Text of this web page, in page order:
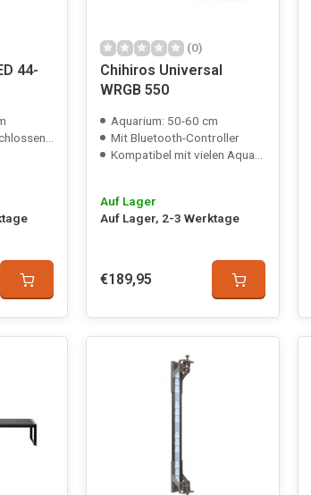
44-
Aquarien
(0)
Chihiros Universal
WRGB 550
Aquarium: 50-60 cm
Mit Bluetooth-Controller
Kompatibel mit vielen Aquarien
Auf Lager
Auf Lager, 2-3 Werktage
€189,95